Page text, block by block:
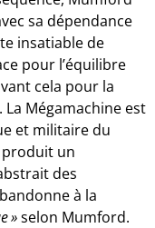
sa dépendance
insatiable de
pour l’équilibre
cela pour la
Mégamachine est
et militaire du
un
des
à la
»selon Mumford.